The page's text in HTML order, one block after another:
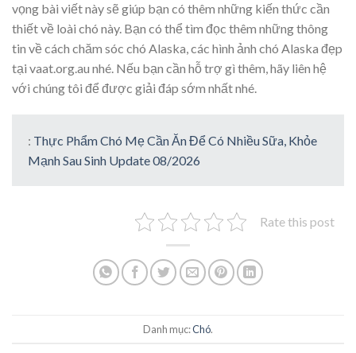
vọng bài viết này sẽ giúp bạn có thêm những kiến thức cần
thiết về loài chó này. Bạn có thể tìm đọc thêm những thông
tin về cách chăm sóc chó Alaska, các hình ảnh chó Alaska đẹp
tại vaat.org.au nhé. Nếu bạn cần hỗ trợ gì thêm, hãy liên hệ
với chúng tôi để được giải đáp sớm nhất nhé.
: Thực Phẩm Chó Mẹ Cần Ăn Để Có Nhiều Sữa, Khỏe
Mạnh Sau Sinh Update 08/2026
Rate this post
Danh mục:Chó.